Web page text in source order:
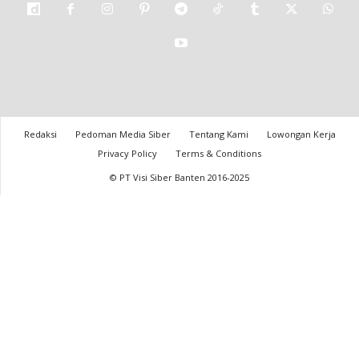
Redaksi Pedoman Media Siber Tentang Kami
Lowongan Kerja
Privacy Policy
Terms & Conditions
© PT Visi Siber Banten 2016-2025